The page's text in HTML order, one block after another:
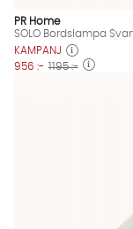
PR Home
SOLO Bordslampa
KAMPANJ
956 :- 1195 :-